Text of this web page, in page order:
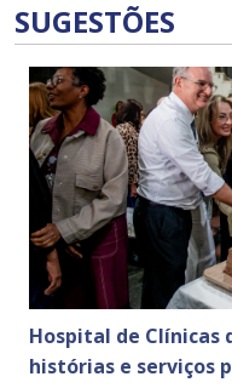
SUGESTÕES
Hospital de Clínicas
histórias e serviços